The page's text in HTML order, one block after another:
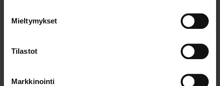
Mieltymykset
Tilastot
Markkinointi
29.11.2023
Ilmastonmuutosta hillitseviä toimia